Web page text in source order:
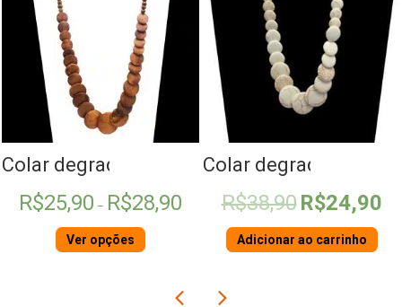
Colar degradê de Madeira
R$25,90 – R$28,90
Ver opções
Colar degradê
R$38,90 O
preço
era:
R$38,90.
R$24,90
Adicionar ao carrinho